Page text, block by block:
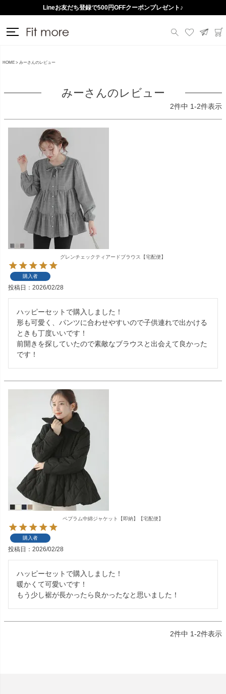
Lineお友だち登録で500円OFFクーポンプレゼント♪
HOME みーさんのレビュー
みーさんのレビュー
2件中 1-2件表示
グレンチェックティアードブラウス【宅配便】
購入者
投稿日 2026/02/28
ハッピーセットで購入しました！
形も可愛く、パンツに合わせやすいので子供連れで出かける
ときも丁度いいです！
前開きを探していたので素敵なブラウスと出会えて良かった
です！
ペプラム中綿ジャケット【即納】【宅配便】
購入者
投稿日 2026/02/28
ハッピーセットで購入しました！
暖かくて可愛いです！
もう少し裾が長かったら良かったなと思いました！
2件中 1-2件表示